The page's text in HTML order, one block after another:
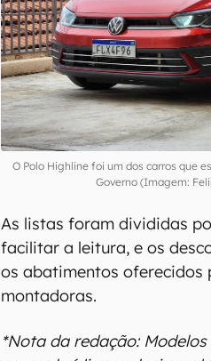
O Polo Highline foi um dos carros que
Governo (Imagem:
As listas foram divididas
facilitar a leitura, e os
os abatimentos oferecidos
montadoras.
*Nota da redação: